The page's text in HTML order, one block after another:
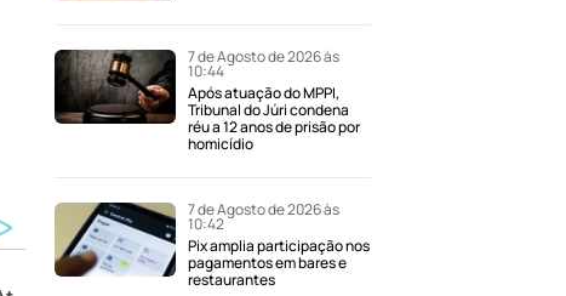
7 de Agosto de 2026 às
10:44
Após atuação do MPPI,
Tribunal do Júri condena
réu a 12 anos de prisão por
homicídio
7 de Agosto de 2026 às
10:42
Pix amplia participação nos
pagamentos em bares e
restaurantes